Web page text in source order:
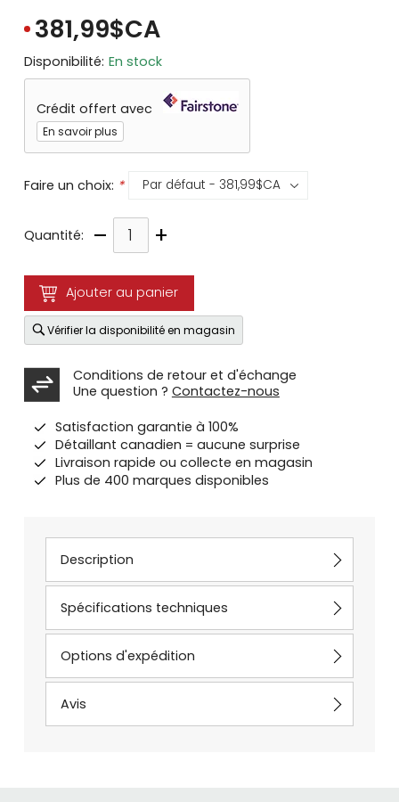
381,99$CA
Disponibilité: En stock
Crédit offert avec
En savoir plus
Faire un choix: *
Quantité: – +
Ajouter au panier
Vérifier la disponibilité en magasin
Conditions de retour et d'échange
Une question ? Contactez-nous
Satisfaction garantie à 100%
Détaillant canadien = aucune surprise
Livraison rapide ou collecte en magasin
Plus de 400 marques disponibles
Description
Spécifications techniques
Options d'expédition
Avis